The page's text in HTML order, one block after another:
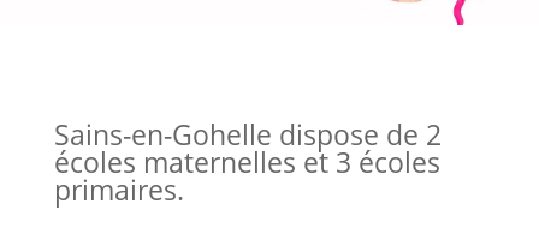
Sains-en-Gohelle dispose de 2
écoles maternelles et 3 écoles
primaires.